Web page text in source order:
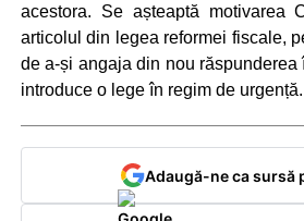
acestora. Se așteaptă motivarea
articolul din legea reformei fiscale,
de a-și angaja din nou răspunderea
introduce o lege în regim de urgență.
Adaugă-ne ca sursă